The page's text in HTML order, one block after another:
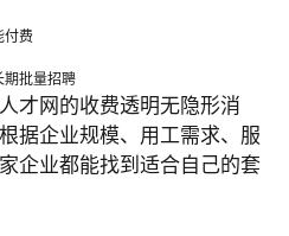
付费
期批量招聘
才网的收费透明无隐形消
据企业规模、用工需求、服
企业都能找到适合自己的套